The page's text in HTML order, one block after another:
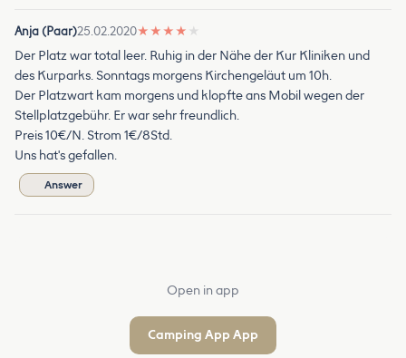
Anja (Paar)25.02.2020★ ★ ★ ★ ★
Der Platz war total leer. Ruhig in der Nähe der Kur Kliniken und
des Kurparks. Sonntags morgens Kirchengeläut um 10h.
Der Platzwart kam morgens und klopfte ans Mobil wegen der
Stellplatzgebühr. Er war sehr freundlich.
Preis 10€/N. Strom 1€/8Std.
Uns hat's gefallen.
Answer
Open in app
Camping App App